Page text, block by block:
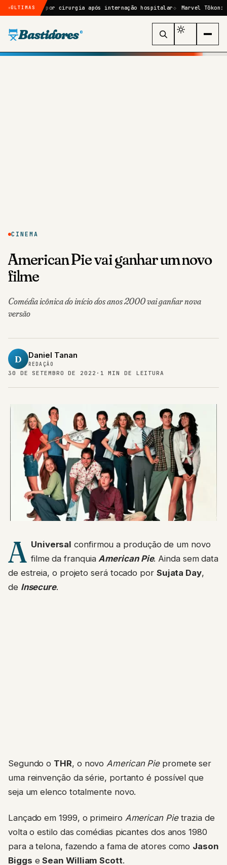
ÚLTIMASpor cirurgia após internação hospitalar Marvel Tōkon:
Bastidores ®
CINEMA
American Pie vai ganhar um novo
filme
Comédia icônica do início dos anos 2000 vai ganhar nova
versão
D Daniel Tanan
REDAÇÃO
30 DE SETEMBRO DE 2022 · 1 MIN DE LEITURA
A Universal confirmou a produção de um novo
filme da franquia American Pie. Ainda sem data
de estreia, o projeto será tocado por Sujata Day,
de Insecure.
Segundo o THR, o novoAmerican Piepromete ser
uma reinvenção da série, portanto é possível que
seja um elenco totalmente novo.
Lançado em 1999, o primeiro American Pietrazia de
volta o estilo das comédias picantes dos anos 1980
para a telona, fazendo a fama de atores como Jason
Biggs eSean William Scott.